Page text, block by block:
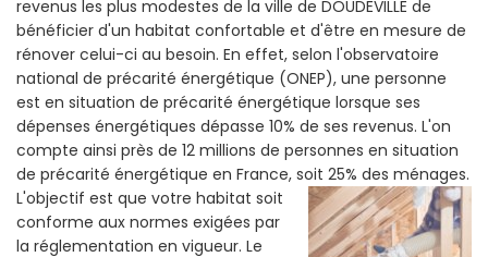
revenus les plus modestes de la ville de DOUDEVILLE de
bénéficier d'un habitat confortable et d'être en mesure de
rénover celui-ci au besoin. En effet, selon l'observatoire
national de précarité énergétique (ONEP), une personne
est en situation de précarité énergétique lorsque ses
dépenses énergétiques dépasse 10% de ses revenus. L'on
compte ainsi près de 12 millions de personnes en situation
de précarité énergétique en France, soit 25% des ménages.
L'objectif est que votre habitat soit
conforme aux normes exigées par
la réglementation en vigueur. Le